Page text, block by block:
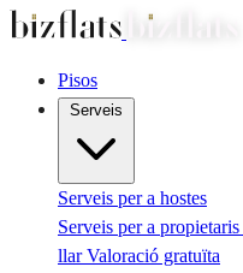
Pisos
Serveis per a hostes
Serveis per a propietaris
llarValoració gratuïta